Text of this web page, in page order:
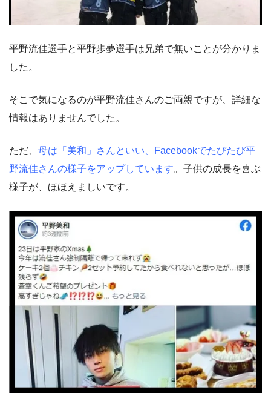
平野流佳選手と平野歩夢選手は兄弟で無いことが分かりま
した。
そこで気になるのが平野流佳さんのご両親ですが、詳細な
情報はありませんでした。
ただ、 母は「美和」さんといい、Facebookでたびたび平
野流佳さんの様子をアップしています。子供の成長を喜ぶ
様子が、ほほえましいです。